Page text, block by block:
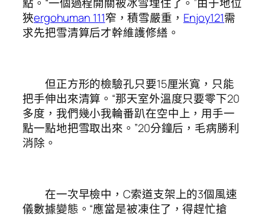
點。“一個過程開關被冰雪埋住了。”由于地位
狹ergohuman 111窄，積雪嚴重， Enjoy121需
求先把雪清算后才幹維護修繕。
但正方形的檢驗孔只要15厘米寬，只能
把手伸出來清算。“那天室外溫度只要零下20
多度，我們幾小我輪番趴在空中上，用手一
點一點地把雪取出來。”20分鐘后，毛病勝利
消除。
在一次早檢中，C索道支架上的3個風速
儀數據變態。“應當是被凍住了，得趕忙搶